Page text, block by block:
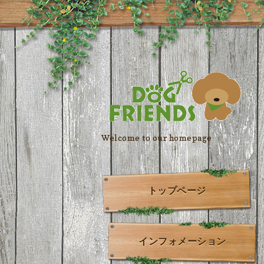
Welcome to our homepage
トップページ
インフォメーション